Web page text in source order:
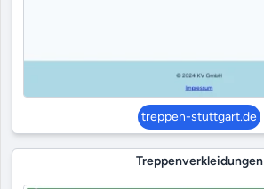
treppen-stuttgart.de
Treppenverkleidungen